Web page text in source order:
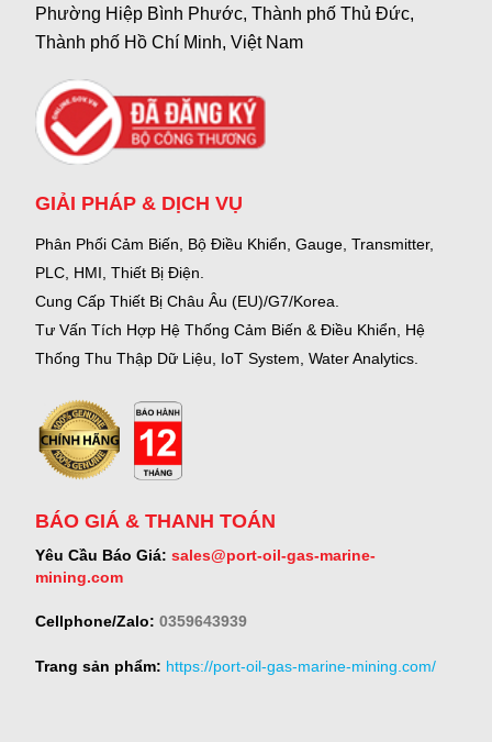
Phường Hiệp Bình Phước, Thành phố Thủ Đức,
Thành phố Hồ Chí Minh, Việt Nam
GIẢI PHÁP & DỊCH VỤ
Phân Phối Cảm Biến, Bộ Điều Khiển, Gauge, Transmitter,
PLC, HMI, Thiết Bị Điện.
Cung Cấp Thiết Bị Châu Âu (EU)/G7/Korea.
Tư Vấn Tích Hợp Hệ Thống Cảm Biến & Điều Khiển, Hệ
Thống Thu Thập Dữ Liệu, IoT System, Water Analytics.
BÁO GIÁ & THANH TOÁN
Yêu Cầu Báo Giá: sales@port-oil-gas-marine-
mining.com
Cellphone/Zalo: 0359643939
Trang sản phẩm: https://port-oil-gas-marine-mining.com/